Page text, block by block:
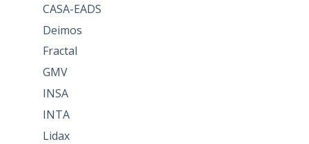
CASA-EADS
Deimos
Fractal
GMV
INSA
INTA
Lidax